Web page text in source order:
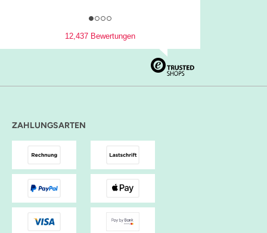
12,437 Bewertungen
ZAHLUNGSARTEN